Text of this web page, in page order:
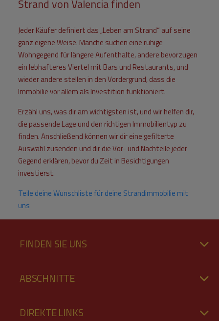
Strand von Valencia finden
Jeder Käufer definiert das „Leben am Strand“ auf seine
ganz eigene Weise. Manche suchen eine ruhige
Wohngegend für längere Aufenthalte, andere bevorzugen
ein lebhafteres Viertel mit Bars und Restaurants, und
wieder andere stellen in den Vordergrund, dass die
Immobilie vor allem als Investition funktioniert.
Erzähl uns, was dir am wichtigsten ist, und wir helfen dir,
die passende Lage und den richtigen Immobilientyp zu
finden. Anschließend können wir dir eine gefilterte
Auswahl zusenden und dir die Vor- und Nachteile jeder
Gegend erklären, bevor du Zeit in Besichtigungen
investierst.
Teile deine Wunschliste für deine Strandimmobilie mit
uns
FINDEN SIE UNS
ABSCHNITTE
DIREKTE LINKS